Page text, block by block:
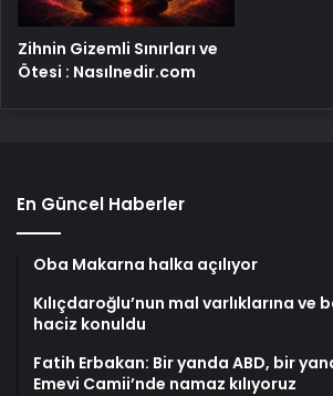
Zihnin Gizemli Sınırları ve
Ötesi : Nasılnedir.com
En Güncel Haberler
Oba Makarna halka açılıyor
Kılıçdaroğlu’nun mal varlıklarına ve
haciz konuldu
Fatih Erbakan: Bir yanda ABD, bir
Emevi Camii’nde namaz kılıyoruz